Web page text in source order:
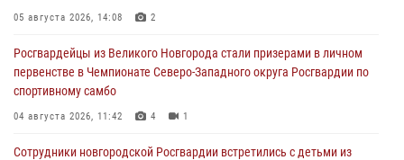
05 августа 2026, 14:08 2
Росгвардейцы из Великого Новгорода стали призерами в личном
первенстве в Чемпионате Северо-Западного округа Росгвардии по
спортивному самбо
04 августа 2026, 11:42 4 1
Сотрудники новгородской Росгвардии встретились с детьми из